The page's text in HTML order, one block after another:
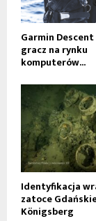
Garmin
gracz na rynku
komputerów...
Identyfikacja
zatoce
Königsberg